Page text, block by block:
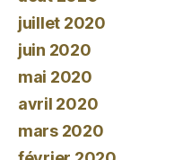
juillet 2020
juin 2020
mai 2020
avril 2020
mars 2020